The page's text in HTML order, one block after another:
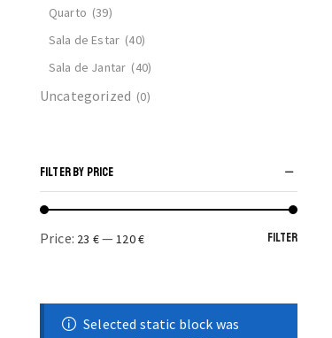
Quarto (39)
Sala de Estar (40)
Sala de Jantar (40)
Uncategorized (0)
FILTER BY PRICE
FILTER
Price: 23 €—120 €
Selected static block was